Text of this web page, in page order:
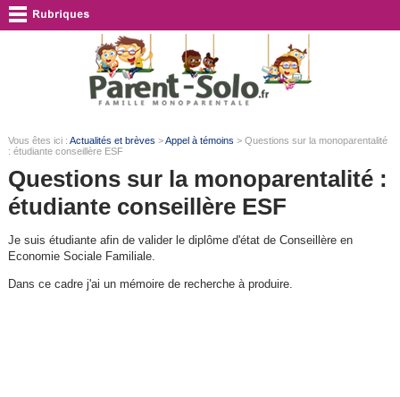
Vous êtes ici : Actualités et brèves >Appel à témoins > Questions sur la monoparentalité
: étudiante conseillère ESF
Questions sur la monoparentalité :
étudiante conseillère ESF
Je suis étudiante afin de valider le diplôme d'état de Conseillère en
Economie Sociale Familiale.
Dans ce cadre j'ai un mémoire de recherche à produire.